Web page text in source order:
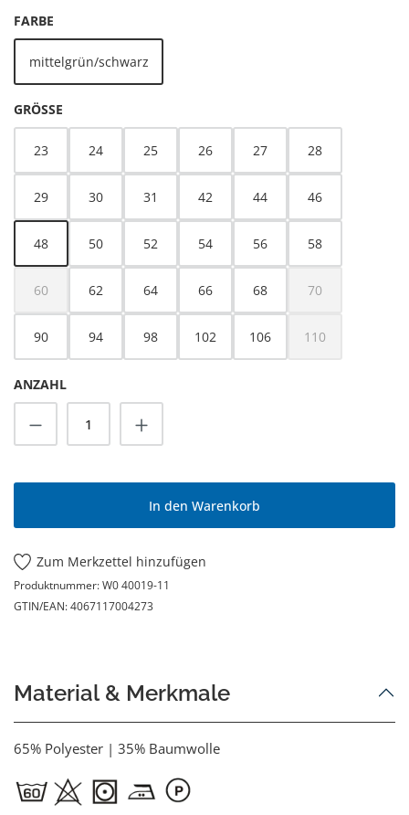
FARBE
mittelgrün/schwarz
GRÖSSE
23 24 25 26 27 28
29 30 31 42 44 46
48 50 52 54 56 58
60
(Diese Option ist zurzeit nicht verfügbar.)
62 64 66 68 70
(Diese Option ist
90 94 98 102 106 110
(Diese Option ist
ANZAHL
Produkt Anzahl: Gib den gewünschten
In den Warenkorb
Zum Merkzettel hinzufügen
Produktnummer:W0 40019-11
GTIN/EAN:4067117004273
Material & Merkmale
65% Polyester | 35% Baumwolle